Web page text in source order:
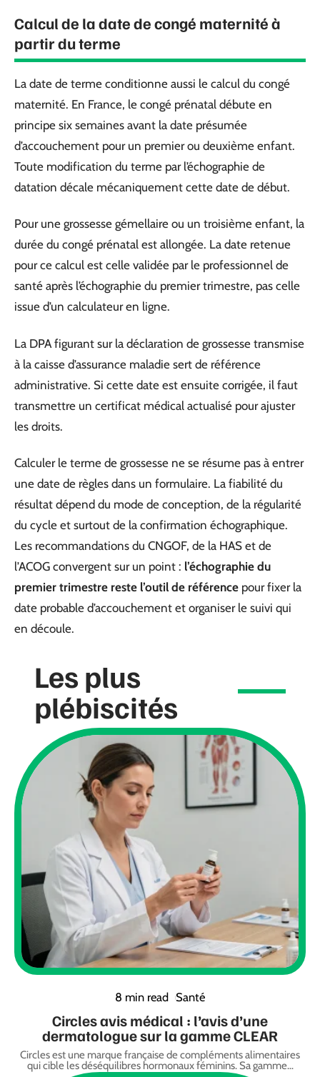
Calcul de la date de congé maternité à
partir du terme
La date de terme conditionne aussi le calcul du congé
maternité. En France, le congé prénatal débute en
principe six semaines avant la date présumée
d’accouchement pour un premier ou deuxième enfant.
Toute modification du terme par l’échographie de
datation décale mécaniquement cette date de début.
Pour une grossesse gémellaire ou un troisième enfant, la
durée du congé prénatal est allongée. La date retenue
pour ce calcul est celle validée par le professionnel de
santé après l’échographie du premier trimestre, pas celle
issue d’un calculateur en ligne.
La DPA figurant sur la déclaration de grossesse transmise
à la caisse d’assurance maladie sert de référence
administrative. Si cette date est ensuite corrigée, il faut
transmettre un certificat médical actualisé pour ajuster
les droits.
Calculer le terme de grossesse ne se résume pas à entrer
une date de règles dans un formulaire. La fiabilité du
résultat dépend du mode de conception, de la régularité
du cycle et surtout de la confirmation échographique.
Les recommandations du CNGOF, de la HAS et de
l’ACOG convergent sur un point : l’échographie du
premier trimestre reste l’outil de référence pour fixer la
date probable d’accouchement et organiser le suivi qui
en découle.
Les plus
plébiscités
8 min read Santé
Circles avis médical : l’avis d’une
dermatologue sur la gamme CLEAR
Circles est une marque française de compléments alimentaires
qui cible les déséquilibres hormonaux féminins. Sa gamme…